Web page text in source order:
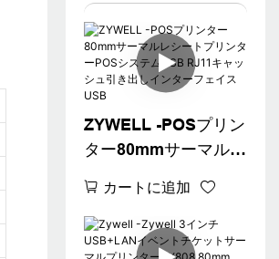
ZYWELL -POSプリン
ター80mmサーマルレ
POSシステムUSB
RJ11キャッシュ引き
出しインターフェイ
カートに追加